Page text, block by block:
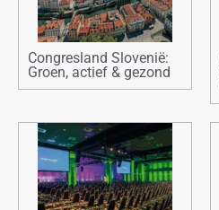
Congresland Slovenië:
Groen, actief & gezond